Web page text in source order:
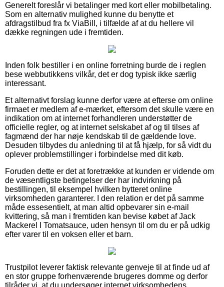
Generelt foreslår vi betalinger med kort eller mobilbetaling.
Som en alternativ mulighed kunne du benytte et
afdragstilbud fra fx ViaBill, i tilfælde af at du hellere vil
dække regningen ude i fremtiden.
Inden folk bestiller i en online forretning burde de i reglen
bese webbutikkens vilkår, det er dog typisk ikke særlig
interessant.
Et alternativt forslag kunne derfor være at efterse om online
firmaet er medlem af e-mærket, eftersom det skulle være en
indikation om at internet forhandleren understøtter de
officielle regler, og at internet selskabet af og til tilses af
fagmænd der har nøje kendskab til de gældende love.
Desuden tilbydes du anledning til at få hjælp, for så vidt du
oplever problemstillinger i forbindelse med dit køb.
Foruden dette er det at foretrække at kunden er vidende om
de væsentligste betingelser der har indvirkning på
bestillingen, til eksempel hvilken bytteret online
virksomheden garanterer. I den relation er det på samme
måde essesentielt, at man altid opbevarer sin e-mail
kvittering, så man i fremtiden kan bevise købet af Jack
Mackerel I Tomatsauce, uden hensyn til om du er på udkig
efter varer til en voksen eller et barn.
Trustpilot leverer faktisk relevante genveje til at finde ud af
en stor gruppe forhenværende brugeres domme og derfor
tilråder vi, at du undersøger internet virksomhedens